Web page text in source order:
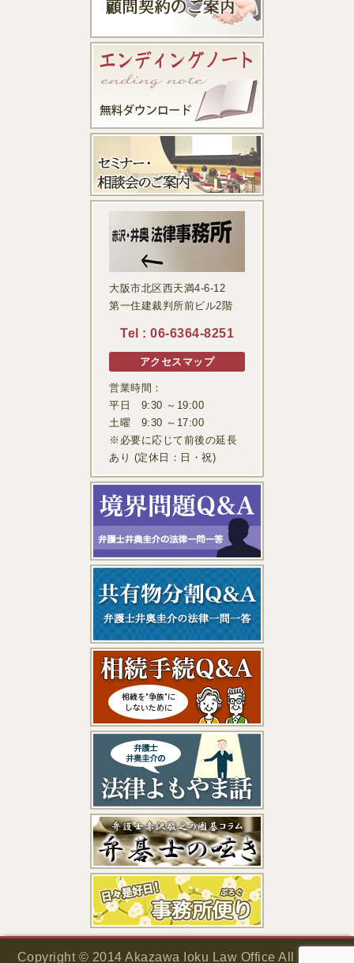
大阪市北区西天満4-6-12
第一住建裁判所前ビル2階
Tel : 06-6364-8251
アクセスマップ
営業時間：
平日 9:30 ～19:00
土曜 9:30 ～17:00
※必要に応じて前後の延長
あり (定休日：日・祝)
Copyright © 2014 Akazawa Ioku Law Office All Rights